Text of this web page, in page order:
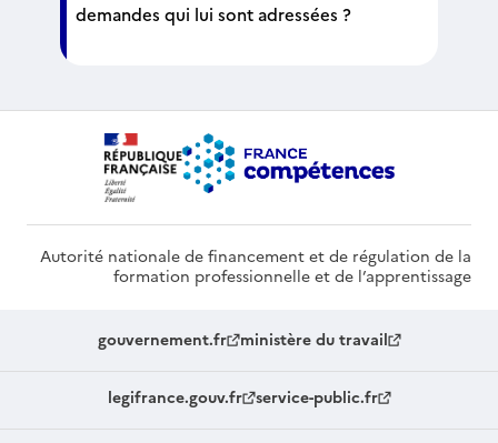
demandes qui lui sont adressées ?
Autorité nationale de financement et de régulation de la
formation professionnelle et de l’apprentissage
gouvernement.fr ministère du travail
legifrance.gouv.fr service-public.fr